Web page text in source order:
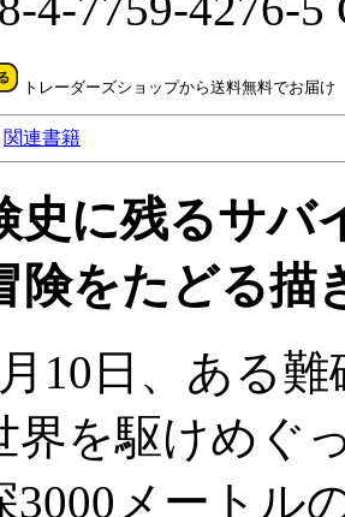
トレーダーズショップから送料無料でお届け
関連書籍
史に残るサバ
険をたどる描
10日、ある
界を駆けめぐ
3000メート